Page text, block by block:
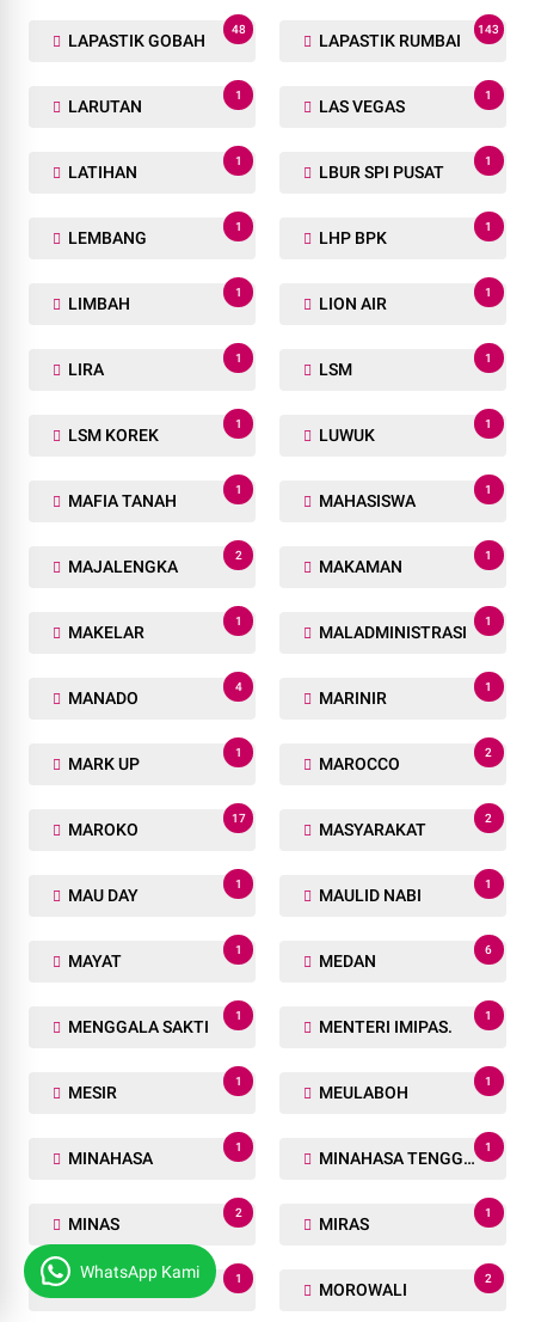
LAPASTIK GOBAH
48
LAPASTIK RUMBAI
143
LARUTAN
1
LAS VEGAS
1
LATIHAN
1
LBUR SPI PUSAT
1
LEMBANG
1
LHP BPK
1
LIMBAH
1
LION AIR
1
LIRA
1
LSM
1
LSM KOREK
1
LUWUK
1
MAFIA TANAH
1
MAHASISWA
1
MAJALENGKA
2
MAKAMAN
1
MAKELAR
1
MALADMINISTRASI
1
MANADO
4
MARINIR
1
MARK UP
1
MAROCCO
2
MAROKO
17
MASYARAKAT
2
MAU DAY
1
MAULID NABI
1
MAYAT
1
MEDAN
6
MENGGALA SAKTI
1
MENTERI IMIPAS.
1
MESIR
1
MEULABOH
1
MINAHASA
1
MINAHASA TENGGARA
1
MINAS
2
MIRAS
1
MOJOKERTO
1
MOROWALI
2
WhatsApp Kami